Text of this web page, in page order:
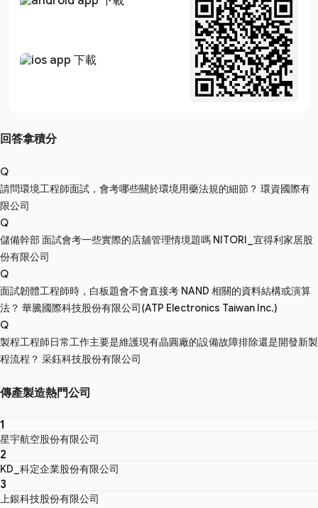
回答拿積分
Q
請問環境工程師面試，會考哪些關於環境用藥法規的細節？ 環資國際有
限公司
Q
儲備幹部 面試會考一些實際的店舖管理情境題嗎 NITORI_宜得利家居股
份有限公司
Q
面試韌體工程師時，白板題會不會直接考 NAND 相關的資料結構或演算
法？ 華騰國際科技股份有限公司(ATP Electronics Taiwan Inc.)
Q
製程工程師日常工作主要是維護現有晶圓廠的設備故障排除還是開發新製
程流程？ 采鈺科技股份有限公司
傳產製造熱門公司
1
星宇航空股份有限公司
2
KD_科定企業股份有限公司
3
上銀科技股份有限公司